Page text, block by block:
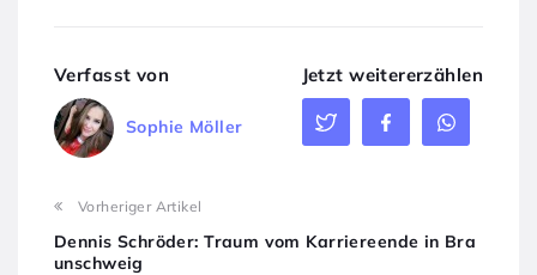
Verfasst von
Sophie Möller
Jetzt weitererzählen
Vorheriger Artikel
Dennis Schröder: Traum vom Karriereende in Bra
unschweig